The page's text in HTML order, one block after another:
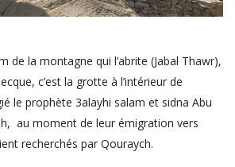
de la montagne qui l’abrite (Jabal Thawr),
c’est la grotte à l’intérieur de
le prophète 3alayhi salam et sidna Abu
au moment de leur émigration vers
recherchés par Qouraych.